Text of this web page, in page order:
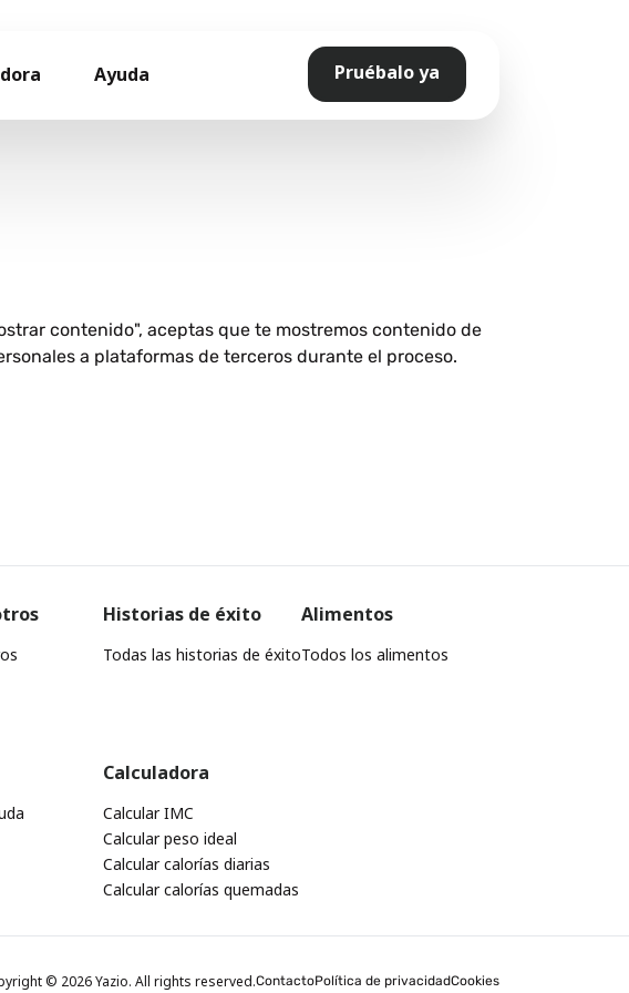
Ayuda Pruébalo ya
contenido", aceptas que te mostremos contenido de
a plataformas de terceros durante el proceso.
Historias de éxito
Todas las historias de éxito
Alimentos
Todos los alimentos
Calculadora
Calcular IMC
Calcular peso ideal
Calcular calorías diarias
Calcular calorías quemadas
© 2026 Yazio. All rights reserved.ContactoPolítica de privacidadCookies